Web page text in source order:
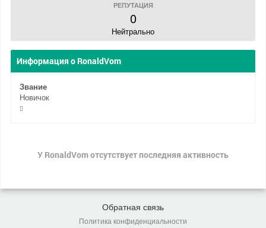
РЕПУТАЦИЯ
0
Нейтрально
Информация о RonaldVom
Звание
Новичок
У RonaldVom отсутствует последняя активность
Обратная связь
Политика конфиденциальности